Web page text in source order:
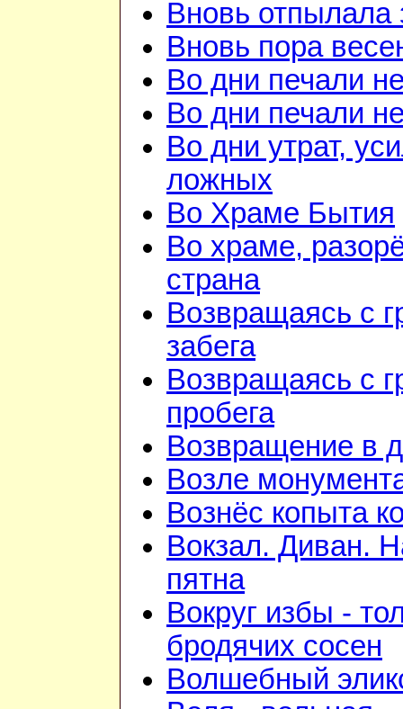
Вновь отпылала
Вновь пора
Во дни печали
Во дни печали
Во дни утрат,
ложных
Во Храме Бытия
Во храме,
страна
Возвращаясь с
забега
Возвращаясь с
пробега
Возвращение в
Возле
Вознёс копыта
Вокзал. Диван.
пятна
Вокруг избы -
бродячих сосен
Волшебный